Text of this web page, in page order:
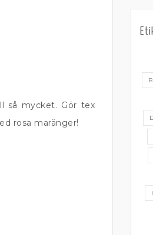
så mycket. Gör tex
rosa maränger!